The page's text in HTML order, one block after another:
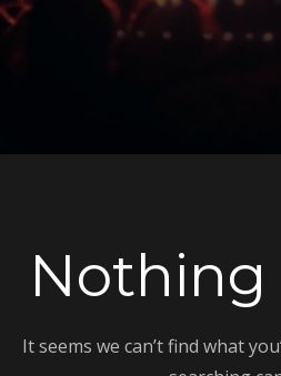
Nothing
It seems we can’t find what